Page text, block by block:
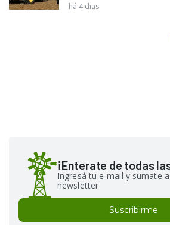
há 4 dias
¡Enterate de todas
Ingresá tu e-mail y sumate
newsletter
Suscribirme